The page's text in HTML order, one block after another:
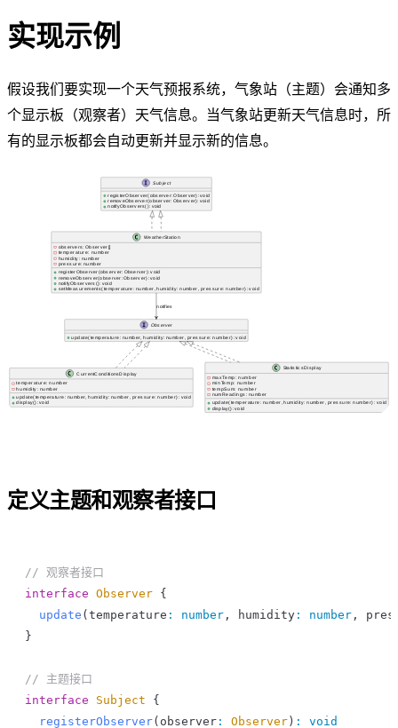
实现示例
假设我们要实现一个天气预报系统，气象站（主题）会通知多
个显示板（观察者）天气信息。当气象站更新天气信息时，所
有的显示板都会自动更新并显示新的信息。
定义主题和观察者接口
// 观察者接口
interface Observer {
  update
( temperature : number , humidity : number ,
}
// 主题接口
interface Subject {
  registerObserver
( observer : Observer ) :
void